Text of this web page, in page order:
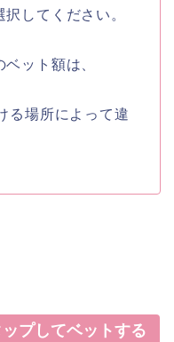
してください。
ット額は、
る場所によって違
プしてベットする